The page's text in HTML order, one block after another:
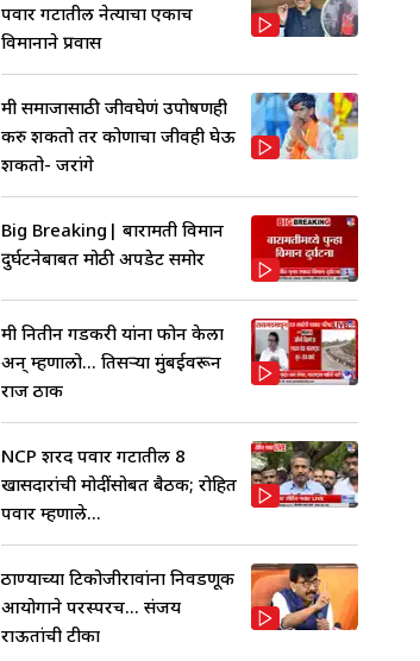
पवार गटातील नेत्याचा एकाच
विमानाने प्रवास
मी समाजासाठी जीवघेणं उपोषणही
करु शकतो तर कोणाचा जीवही घेऊ
शकतो- जरांगे
Big Breaking| बारामती विमान
दुर्घटनेबाबत मोठी अपडेट समोर
मी नितीन गडकरी यांना फोन केला
अन् म्हणालो... तिसऱ्या मुंबईवरून
राज ठाक
NCP शरद पवार गटातील 8
खासदारांची मोदींसोबत बैठक; रोहित
पवार म्हणाले...
ठाण्याच्या टिकोजीरावांना निवडणूक
आयोगाने परस्परच... संजय
राऊतांची टीका